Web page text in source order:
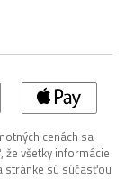
cenách sa
všetky informácie
stránke sú súčasťou